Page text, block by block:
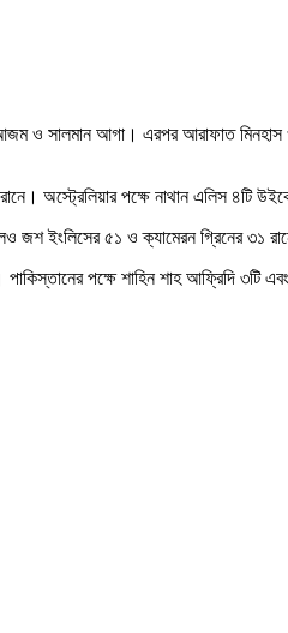
ও সালমান আগা। এরপর আরাফাত
অস্ট্রেলিয়ার পক্ষে নাথান এলিস ৪টি
জশ ইংলিসের ৫১ ও ক্যামেরন গ্রিনের ৩১
পক্ষে শাহিন শাহ আফ্রিদি